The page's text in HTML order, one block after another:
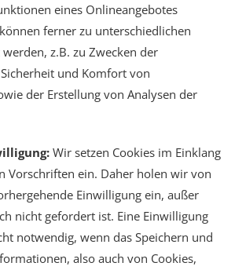
eines Onlineangebotes
ferner zu unterschiedlichen
z.B. zu Zwecken der
und Komfort von
der Erstellung von Analysen der
Wir setzen Cookies im Einklang
Vorschriften ein. Daher holen wir von
Einwilligung ein, außer
nicht gefordert ist. Eine Einwilligung
notwendig, wenn das Speichern und
also auch von Cookies,